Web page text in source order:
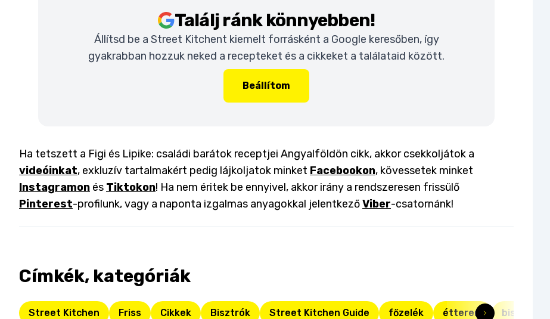
Találj ránk könnyebben!
Állítsd be a Street Kitchent kiemelt forrásként a Google keresőben, így
gyakrabban hozzuk neked a recepteket és a cikkeket a találataid között.
Beállítom
Ha tetszett a Figi és Lipike: családi barátok receptjei Angyalföldön cikk, akkor csekkoljátok a
videóinkat, exkluzív tartalmakért pedig lájkoljatok minket Facebookon, kövessetek minket
Instagramon és Tiktokon! Ha nem éritek be ennyivel, akkor irány a rendszeresen frissülő
Pinterest-profilunk, vagy a naponta izgalmas anyagokkal jelentkezőViber-csatornánk!
Címkék, kategóriák
Street Kitchen Friss Cikkek Bisztrók Street Kitchen Guide főzelék étterem bisztró